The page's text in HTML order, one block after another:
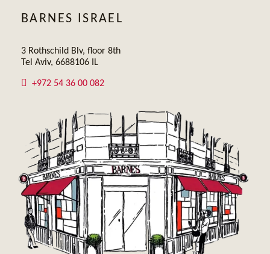
BARNES ISRAEL
3 Rothschild Blv, floor 8th
Tel Aviv, 6688106 IL
+972 54 36 00 082